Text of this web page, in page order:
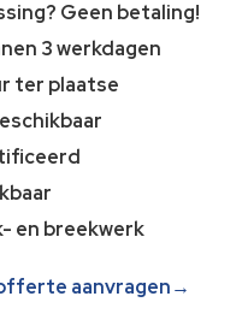
Geen betaling!
3 werkdagen
ter plaatse
en breekwerk
aanvragen→